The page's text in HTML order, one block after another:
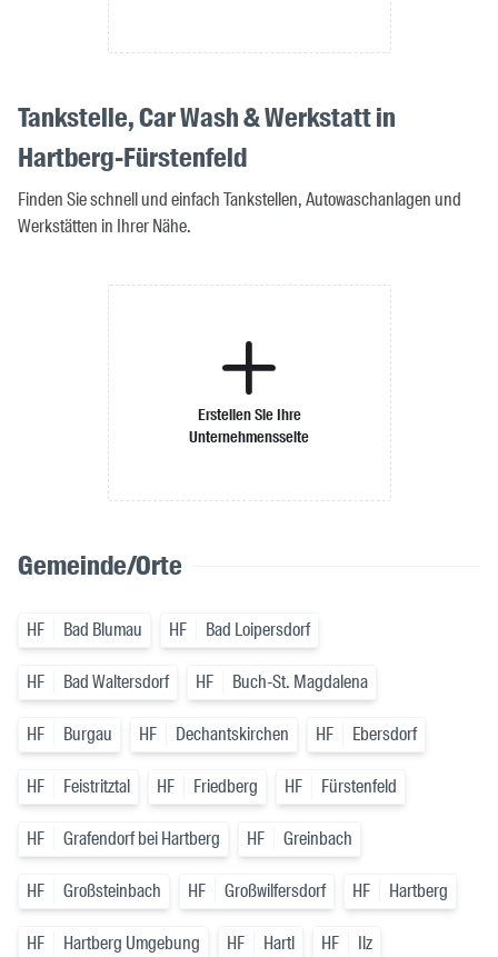
Tankstelle, Car Wash & Werkstatt in
Hartberg-Fürstenfeld
Finden Sie schnell und einfach Tankstellen, Autowaschanlagen und
Werkstätten in Ihrer Nähe.
Erstellen Sie Ihre
Unternehmensseite
Gemeinde/Orte
HF Bad Blumau HF Bad Loipersdorf
HF Bad Waltersdorf HF Buch-St. Magdalena
HF Burgau HF Dechantskirchen HF Ebersdorf
HF Feistritztal HF Friedberg HF Fürstenfeld
HF Grafendorf bei Hartberg HF Greinbach
HF Großsteinbach HF Großwilfersdorf HF Hartberg
HF Hartberg Umgebung HF Hartl HF Ilz